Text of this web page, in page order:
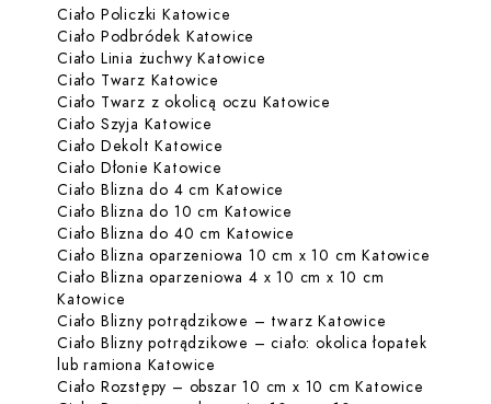
Ciało Policzki Katowice
Ciało Podbródek Katowice
Ciało Linia żuchwy Katowice
Ciało Twarz Katowice
Ciało Twarz z okolicą oczu Katowice
Ciało Szyja Katowice
Ciało Dekolt Katowice
Ciało Dłonie Katowice
Ciało Blizna do 4 cm Katowice
Ciało Blizna do 10 cm Katowice
Ciało Blizna do 40 cm Katowice
Ciało Blizna oparzeniowa 10 cm x 10 cm Katowice
Ciało Blizna oparzeniowa 4 x 10 cm x 10 cm
Katowice
Ciało Blizny potrądzikowe – twarz Katowice
Ciało Blizny potrądzikowe – ciało: okolica łopatek
lub ramiona Katowice
Ciało Rozstępy – obszar 10 cm x 10 cm Katowice